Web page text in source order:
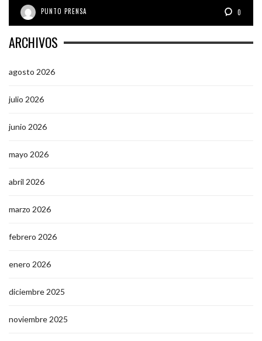
PUNTO PRENSA 0
ARCHIVOS
agosto 2026
julio 2026
junio 2026
mayo 2026
abril 2026
marzo 2026
febrero 2026
enero 2026
diciembre 2025
noviembre 2025